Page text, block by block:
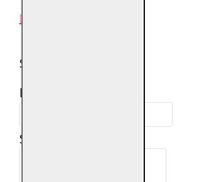
SPUNE-ŢI PAREREA
Numele tău:
Scrie review: